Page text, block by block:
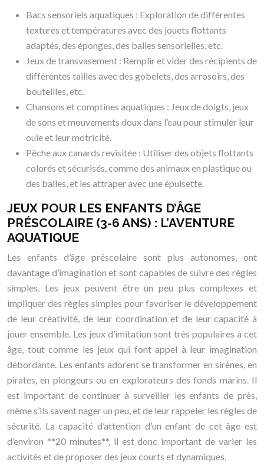
Bacs sensoriels aquatiques : Exploration de différentes
textures et températures avec des jouets flottants
adaptés, des éponges, des balles sensorielles, etc.
Jeux de transvasement : Remplir et vider des récipients de
différentes tailles avec des gobelets, des arrosoirs, des
bouteilles, etc.
Chansons et comptines aquatiques : Jeux de doigts, jeux
de sons et mouvements doux dans l’eau pour stimuler leur
ouïe et leur motricité.
Pêche aux canards revisitée : Utiliser des objets flottants
colorés et sécurisés, comme des animaux en plastique ou
des balles, et les attraper avec une épuisette.
JEUX POUR LES ENFANTS D’ÂGE
PRÉSCOLAIRE (3-6 ANS) : L’AVENTURE
AQUATIQUE
Les enfants d’âge préscolaire sont plus autonomes, ont
davantage d’imagination et sont capables de suivre des règles
simples. Les jeux peuvent être un peu plus complexes et
impliquer des règles simples pour favoriser le développement
de leur créativité, de leur coordination et de leur capacité à
jouer ensemble. Les jeux d’imitation sont très populaires à cet
âge, tout comme les jeux qui font appel à leur imagination
débordante. Les enfants adorent se transformer en sirènes, en
pirates, en plongeurs ou en explorateurs des fonds marins. Il
est important de continuer à surveiller les enfants de près,
même s’ils savent nager un peu, et de leur rappeler les règles de
sécurité. La capacité d’attention d’un enfant de cet âge est
d’environ **20 minutes**, il est donc important de varier les
activités et de proposer des jeux courts et dynamiques.